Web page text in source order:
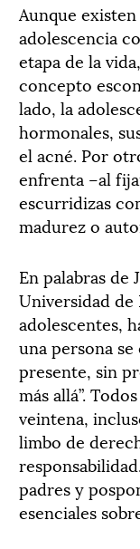
Aunque
adolescencia
etapa de la
concepto
lado, la
hormonales,
el acné. Por
enfrenta –al
escurridizas
madurez o
En palabras de
Universidad de
adolescentes,
una persona
presente, sin
más allá”.
veintena,
limbo de
padres y
esenciales